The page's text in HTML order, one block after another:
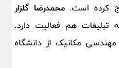
کرده است. محمدرضا گلزار
تبلیغات هم فعالیت دارد.
مکانیک از دانشگاه